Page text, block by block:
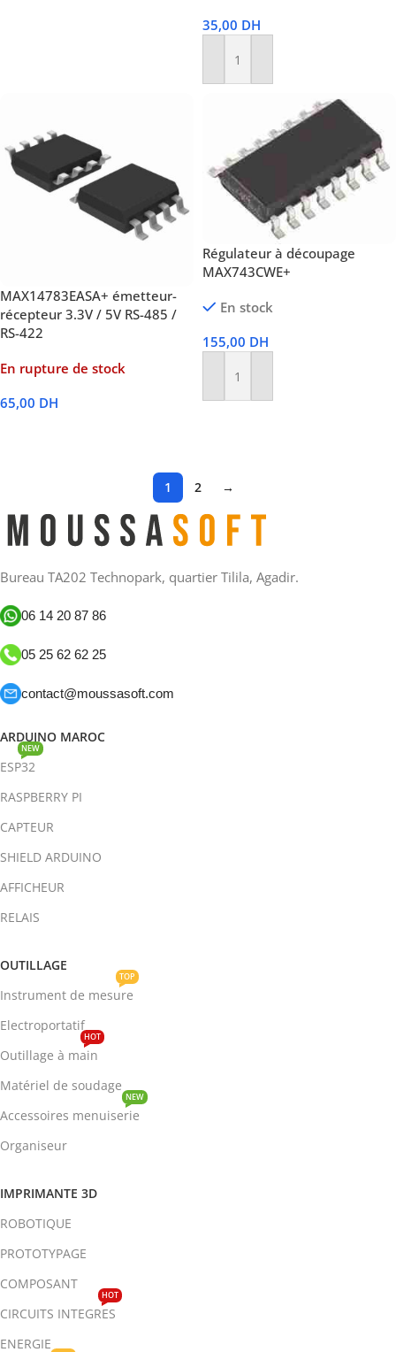
35,00 DH
Ajouter Au Panier
MAX14783EASA+ émetteur-
récepteur 3.3V / 5V RS-485 /
RS-422
En rupture de stock
65,00 DH
Régulateur à découpage
MAX743CWE+
En stock
155,00 DH
Ajouter Au Panier
1 2 →
Bureau TA202 Technopark, quartier Tilila, Agadir.
06 14 20 87 86
05 25 62 62 25
contact@moussasoft.com
ARDUINO MAROC
ESP32
NEW
RASPBERRY PI
CAPTEUR
SHIELD ARDUINO
AFFICHEUR
RELAIS
OUTILLAGE
Instrument de mesure
TOP
Electroportatif
Outillage à main
HOT
Matériel de soudage
Accessoires menuiserie
NEW
Organiseur
IMPRIMANTE 3D
ROBOTIQUE
PROTOTYPAGE
COMPOSANT
CIRCUITS INTEGRES
HOT
ENERGIE